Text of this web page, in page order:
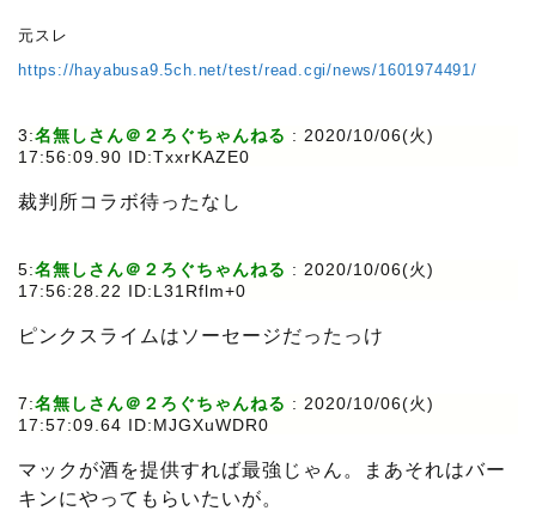
元スレ
https://hayabusa9.5ch.net/test/read.cgi/news/1601974491/
3:名無しさん＠２ろぐちゃんねる : 2020/10/06(火)
17:56:09.90 ID:TxxrKAZE0
裁判所コラボ待ったなし
5:名無しさん＠２ろぐちゃんねる : 2020/10/06(火)
17:56:28.22 ID:L31Rflm+0
ピンクスライムはソーセージだったっけ
7:名無しさん＠２ろぐちゃんねる : 2020/10/06(火)
17:57:09.64 ID:MJGXuWDR0
マックが酒を提供すれば最強じゃん。まあそれはバー
キンにやってもらいたいが。